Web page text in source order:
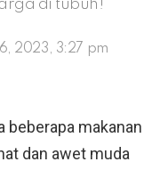
di tubuh!
2023, 3:27 pm
beberapa makanan
dan awet muda